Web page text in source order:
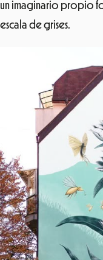
un imaginario propio
escala de grises.